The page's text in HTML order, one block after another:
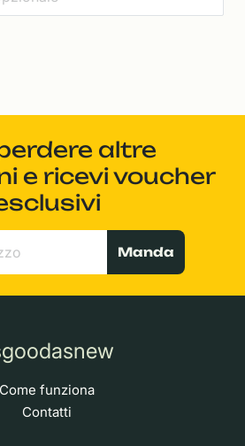
altre
e ricevi voucher
Manda
Come funziona
Contatti